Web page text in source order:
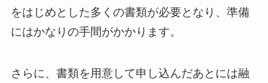
をはじめとした多くの書類が必要となり、準備
にはかなりの手間がかかります。
さらに、書類を用意して申し込んだあとには融